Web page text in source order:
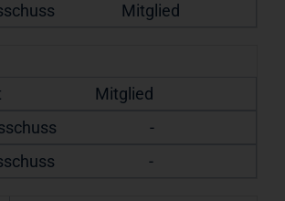
Mitglied
Mitglied
-
-